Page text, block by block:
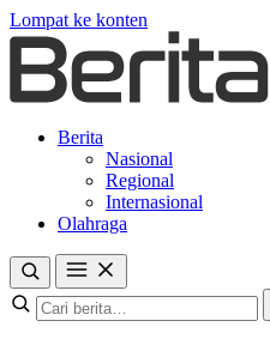
Lompat ke konten
Berita
Nasional
Regional
Internasional
Olahraga